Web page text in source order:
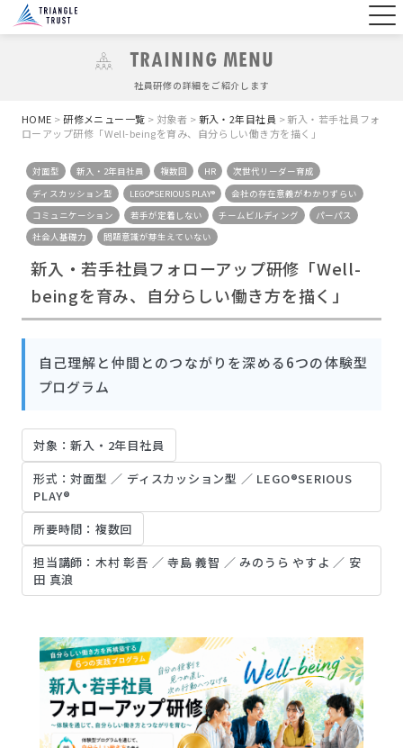
TRAINING MENU
社員研修の詳細をご紹介します
HOME >研修メニュー一覧 > 対象者 >新入・2年目社員 >新入・若手社員フォ
ローアップ研修「Well-beingを育み、自分らしい働き方を描く」
対面型 新入・2年目社員 複数回 HR
次世代リーダー育成
ディスカッション型
LEGO®SERIOUS PLAY®
会社の存在意義がわかりずらい
コミュニケーション
若手が定着しない チームビルディング
パーパス
社会人基礎力
問題意識が芽生えていない
新入・若手社員フォローアップ研修「Well-
beingを育み、自分らしい働き方を描く」
自己理解と仲間とのつながりを深める6つの体験型
プログラム
対象：新入・2年目社員
形式：対面型 ／ ディスカッション型 ／ LEGO®SERIOUS
PLAY®
所要時間：複数回
担当講師：木村 彰吾 ／ 寺島 義智 ／ みのうら やすよ ／ 安
田 真浪